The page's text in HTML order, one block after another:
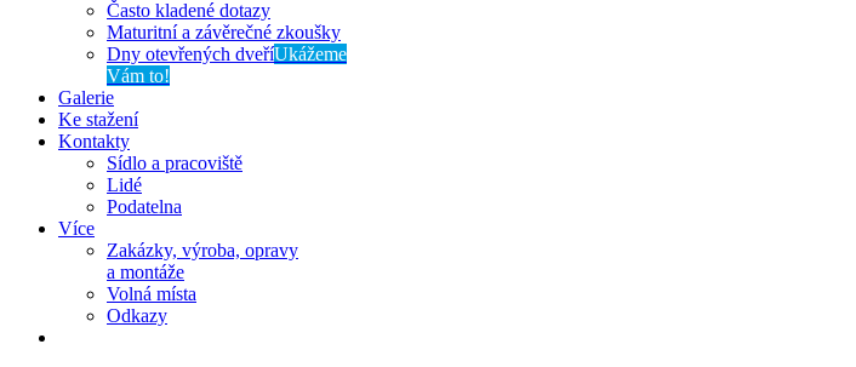
Často kladené dotazy
Maturitní a závěrečné zkoušky
Dny otevřených dveříUkážeme
Vám to!
Galerie
Ke stažení
Kontakty
Sídlo a pracoviště
Lidé
Podatelna
Více
Zakázky, výroba, opravy
a montáže
Volná místa
Odkazy